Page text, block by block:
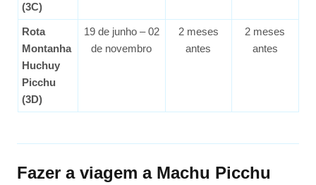
(3C)
Rota
Montanha
Huchuy
Picchu
(3D)
19 de junho – 02
de novembro
2 meses
antes
2 meses
antes
Fazer a viagem a Machu Picchu